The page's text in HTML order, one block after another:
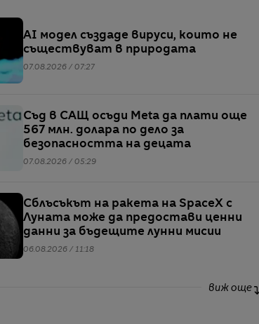
AI модел създаде вируси, които не
съществуват в природата
07.08.2026 / 07:27
Съд в САЩ осъди Meta да плати още
567 млн. долара по дело за
безопасността на децата
07.08.2026 / 05:29
Сблъсъкът на ракета на SpaceX с
Луната може да предостави ценни
данни за бъдещите лунни мисии
06.08.2026 / 11:18
виж още